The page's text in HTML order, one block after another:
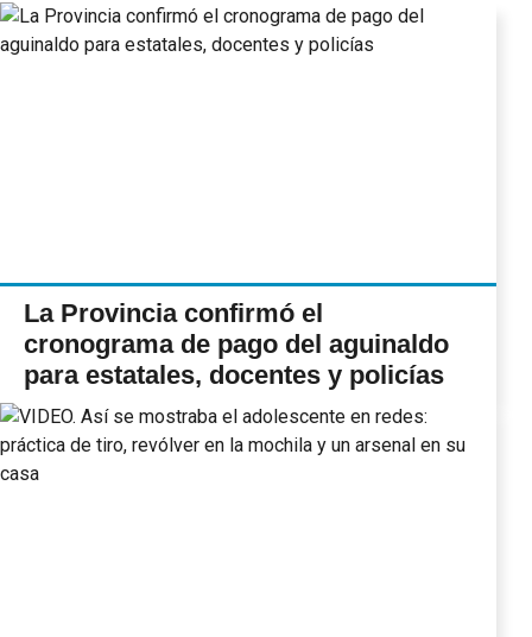
La Provincia confirmó el
cronograma de pago del aguinaldo
para estatales, docentes y policías